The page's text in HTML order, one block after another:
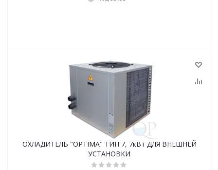
ОХЛАДИТЕЛЬ "OPTIMA" ТИП 7, 7кВт ДЛЯ ВНЕШНЕЙ
УСТАНОВКИ